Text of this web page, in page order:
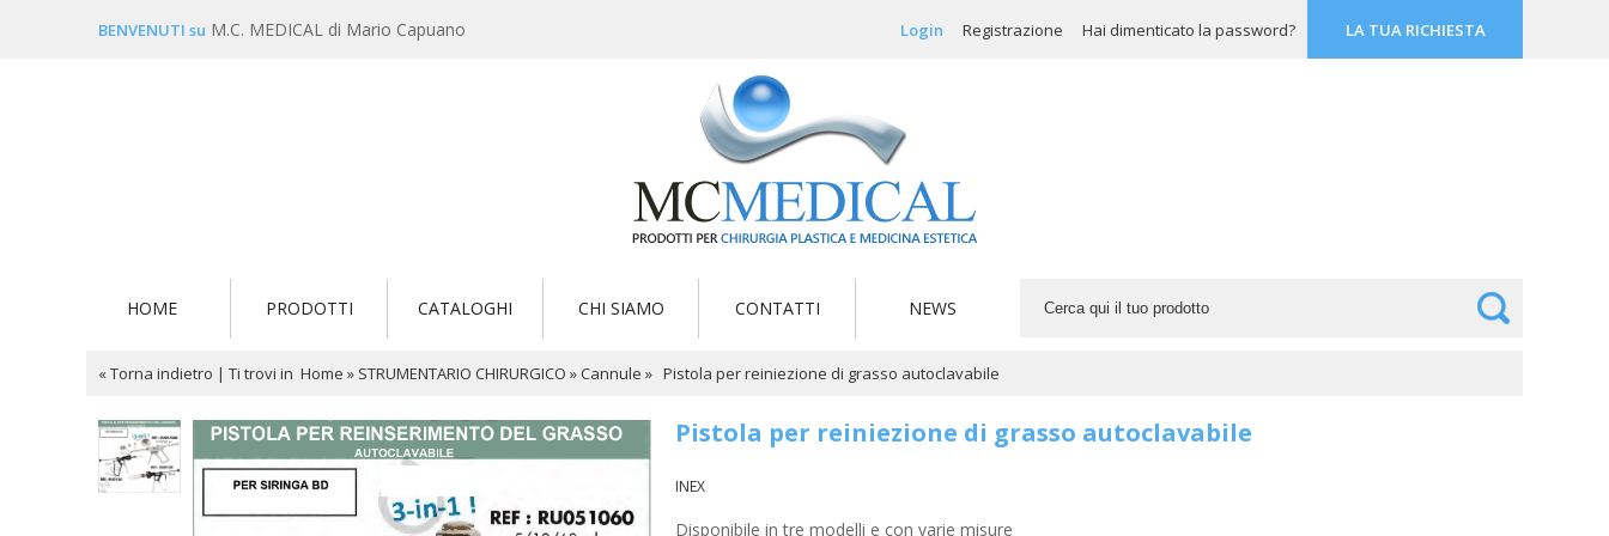
BENVENUTI su M.C. MEDICAL di Mario Capuano Login Registrazione Hai dimenticato la password? LA TUA RICHIESTA
HOME PRODOTTI CATALOGHI CHI SIAMO CONTATTI NEWS
« Torna indietro | Ti trovi in Home » STRUMENTARIO CHIRURGICO »Cannule » Pistola per reiniezione di grasso autoclavabile
Pistola per reiniezione di grasso autoclavabile
INEX
Disponibile in tre modelli e con varie misure